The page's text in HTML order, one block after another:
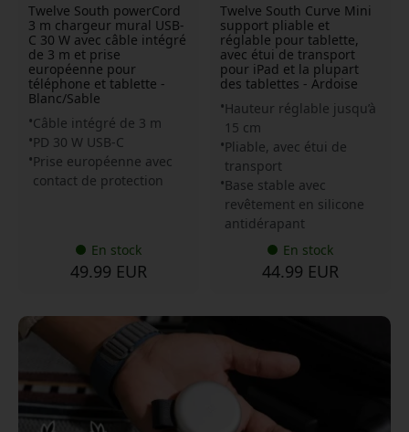
Twelve South powerCord
3 m chargeur mural USB-
C 30 W avec câble intégré
de 3 m et prise
européenne pour
téléphone et tablette -
Blanc/Sable
Câble intégré de 3 m
PD 30 W USB-C
Prise européenne avec
contact de protection
En stock
49.99 EUR
Twelve South Curve Mini
support pliable et
réglable pour tablette,
avec étui de transport
pour iPad et la plupart
des tablettes - Ardoise
Hauteur réglable jusqu’à
15 cm
Pliable, avec étui de
transport
Base stable avec
revêtement en silicone
antidérapant
En stock
44.99 EUR